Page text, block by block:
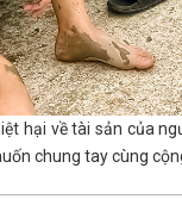
hại về tài sản của
chung tay cùng